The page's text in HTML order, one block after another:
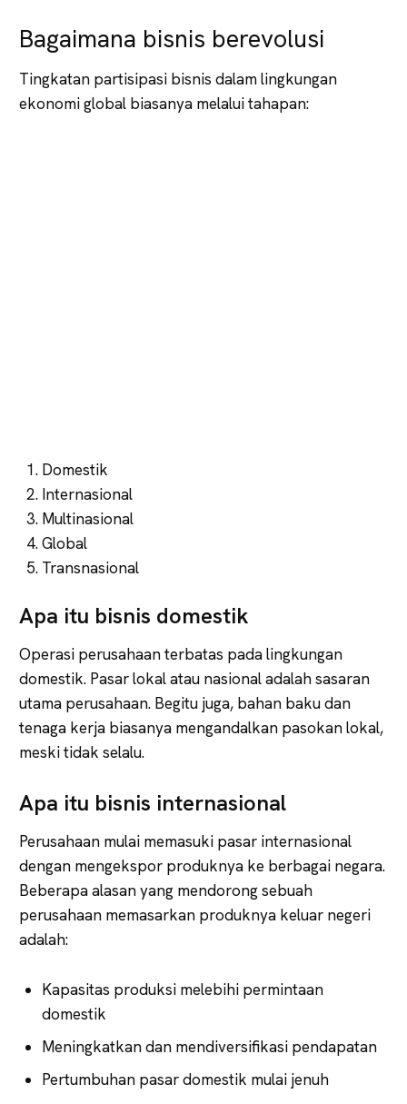
Bagaimana bisnis berevolusi
Tingkatan partisipasi bisnis dalam lingkungan
ekonomi global biasanya melalui tahapan:
Domestik
Internasional
Multinasional
Global
Transnasional
Apa itu bisnis domestik
Operasi perusahaan terbatas pada lingkungan
domestik. Pasar lokal atau nasional adalah sasaran
utama perusahaan. Begitu juga, bahan baku dan
tenaga kerja biasanya mengandalkan pasokan lokal,
meski tidak selalu.
Apa itu bisnis internasional
Perusahaan mulai memasuki pasar internasional
dengan mengekspor produknya ke berbagai negara.
Beberapa alasan yang mendorong sebuah
perusahaan memasarkan produknya keluar negeri
adalah:
Kapasitas produksi melebihi permintaan
domestik
Meningkatkan dan mendiversifikasi pendapatan
Pertumbuhan pasar domestik mulai jenuh